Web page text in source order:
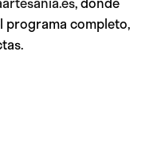
programa completo,